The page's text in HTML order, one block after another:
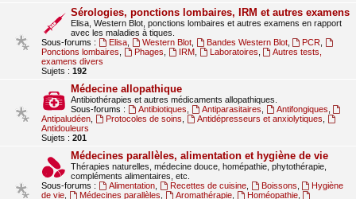
Sérologies, ponctions lombaires, IRM et autres examens
Elisa, Western Blot, ponctions lombaires et autres examens en rapport
avec les maladies à tiques.
Sous-forums :
Elisa, Western Blot, Bandes Western Blot, PCR
Ponctions lombaires
Phages IRM, Laboratoires
Autres tests,
examens divers
Sujets : 192
Médecine allopathique
Antibiothérapies et autres médicaments allopathiques.
Sous-forums :
Antibiotiques Antiparasitaires Antifongiques
Antipaludéen
Protocoles de soins Antidépresseurs et anxiolytiques
Antidouleurs
Sujets : 201
Médecines parallèles, alimentation et hygiène de vie
Thérapies naturelles, médecine douce, homépathie, phytothérapie,
compléments alimentaires, etc.
Sous-forums :
Alimentation, Recettes de cuisine, Boissons
Hygiène
de vie
Médecines parallèles Aromathérapie, Homéopathie,